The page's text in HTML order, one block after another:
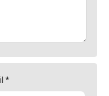
*